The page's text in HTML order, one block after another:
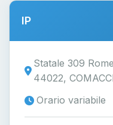
IP
Statale 309
44022,
Orario variabile